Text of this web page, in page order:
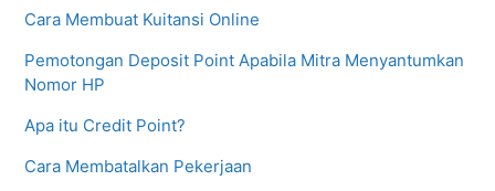
Cara Membuat Kuitansi Online
Pemotongan Deposit Point Apabila Mitra Menyantumkan
Nomor HP
Apa itu Credit Point?
Cara Membatalkan Pekerjaan